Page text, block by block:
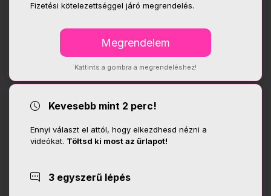
Fizetési kötelezettséggel járó megrendelés.
Kattints a gombra a megrendeléshez!
Kevesebb mint 2 perc!
Ennyi választ el attól, hogy elkezdhesd nézni a
videókat. Töltsd ki most az űrlapot!
3 egyszerű lépés